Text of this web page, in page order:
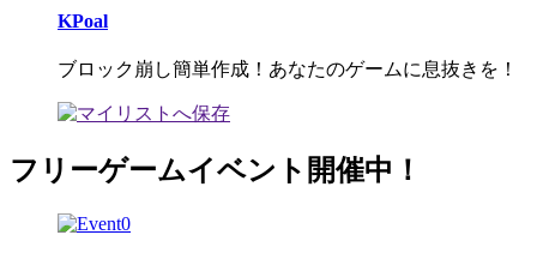
KPoal
ブロック崩し簡単作成！あなたのゲームに息抜きを！
フリーゲームイベント開催中！